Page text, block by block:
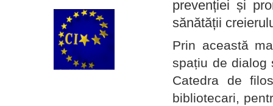
prevenției și
sănătății
Prin această
spațiu de dialog
Catedra de
bibliotecari,